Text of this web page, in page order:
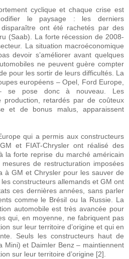
cyclique et chaque crise est
le paysage : les derniers
ont été rachetés par des
(Saab). La forte récession de 2008-
La situation macroéconomique
devoir s’améliorer avant quelques
ne peuvent guère compter
pour les sortir de leurs difficultés. La
européens – Opel, Ford Europe,
se pose donc à nouveau. Les
production, retardés par de coûteux
et de bonus malus, apparaissent
qui a permis aux constructeurs
et FIAT-Chrysler ont réalisé des
la forte reprise du marché américain
de restructuration imposées
à GM et Chrysler pour les sauver de
les constructeurs allemands et GM ont
ces dernières années, sans parler
comme le Brésil ou la Russie. La
automobile est très avancée pour
qui, en moyenne, ne fabriquent pas
sur leur territoire d’origine et qui en
Seuls les constructeurs haut de
Mini) et Daimler Benz – maintiennent
sur leur territoire d’origine [2].